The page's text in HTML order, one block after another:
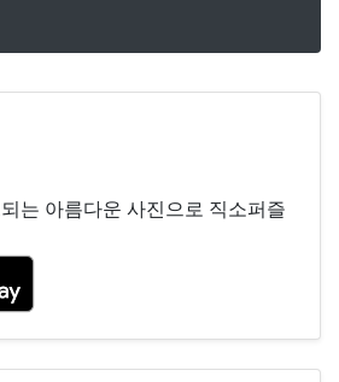
는 아름다운 사진으로 직소퍼즐